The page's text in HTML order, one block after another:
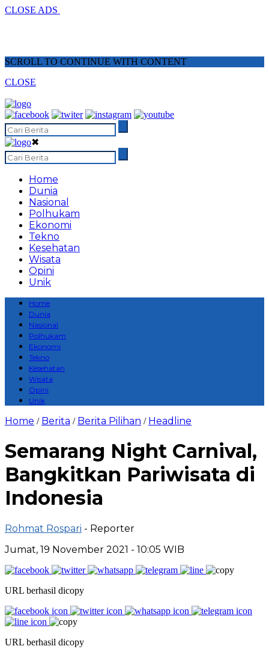
CLOSE ADS
SCROLL TO CONTINUE WITH CONTENT
CLOSE
✖
Home
Dunia
Nasional
Polhukam
Ekonomi
Tekno
Kesehatan
Wisata
Opini
Unik
Home
Dunia
Nasional
Polhukam
Ekonomi
Tekno
Kesehatan
Wisata
Opini
Unik
Home / Berita / Berita Pilihan / Headline
Semarang Night Carnival,
Bangkitkan Pariwisata di
Indonesia
Rohmat Rospari - Reporter
Jumat, 19 November 2021 - 10:05 WIB
URL berhasil dicopy
URL berhasil dicopy